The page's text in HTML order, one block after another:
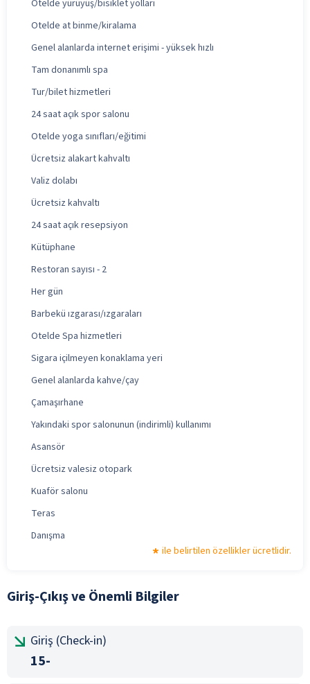
Otelde yürüyüş/bisiklet yolları
Otelde at binme/kiralama
Genel alanlarda internet erişimi - yüksek hızlı
Tam donanımlı spa
Tur/bilet hizmetleri
24 saat açık spor salonu
Otelde yoga sınıfları/eğitimi
Ücretsiz alakart kahvaltı
Valiz dolabı
Ücretsiz kahvaltı
24 saat açık resepsiyon
Kütüphane
Restoran sayısı - 2
Her gün
Barbekü ızgarası/ızgaraları
Otelde Spa hizmetleri
Sigara içilmeyen konaklama yeri
Genel alanlarda kahve/çay
Çamaşırhane
Yakındaki spor salonunun (indirimli) kullanımı
Asansör
Ücretsiz valesiz otopark
Kuaför salonu
Teras
Danışma
ile belirtilen özellikler ücretlidir.
Giriş-Çıkış ve Önemli Bilgiler
Giriş (Check-in)
15-